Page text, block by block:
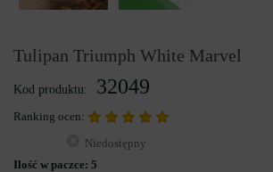
Tulipan Triumph White Marvel
Kod produktu: 32049
Ranking ocen:
Niedostępny
Ilość w paczce: 5